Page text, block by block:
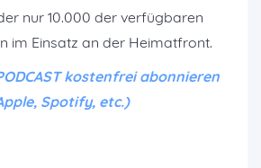
nur 10.000 der verfügbaren
im Einsatz an der Heimatfront.
kostenfrei abonnieren
Spotify, etc.)